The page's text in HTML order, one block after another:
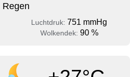
Regen
Luchtdruk: 751 mmHg
Wolkendek: 90 %